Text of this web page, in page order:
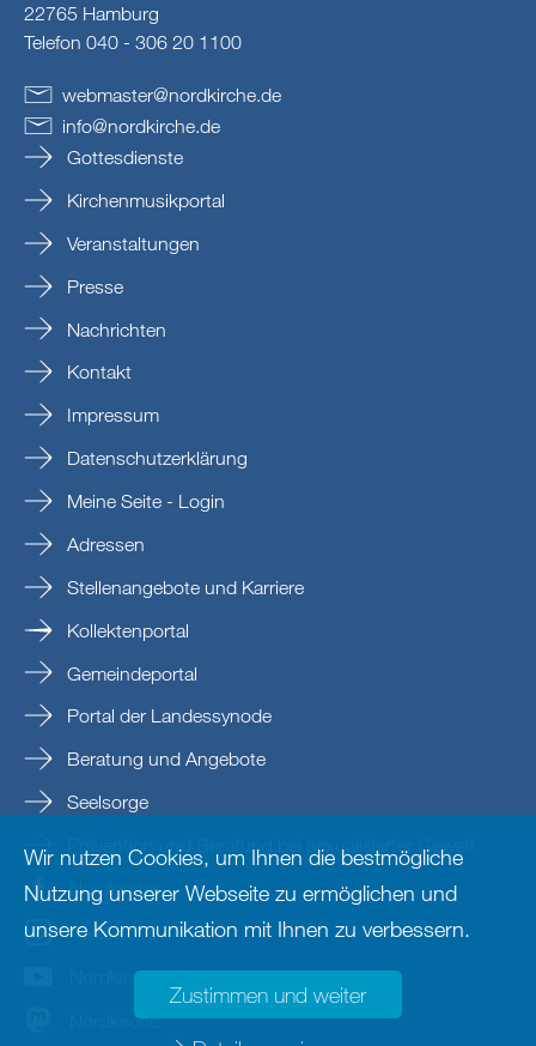
22765 Hamburg
Telefon 040 - 306 20 1100
webmaster@nordkirche.de
info@nordkirche.de
Gottesdienste
Kirchenmusikportal
Veranstaltungen
Presse
Nachrichten
Kontakt
Impressum
Datenschutzerklärung
Meine Seite - Login
Adressen
Stellenangebote und Karriere
Kollektenportal
Gemeindeportal
Portal der Landessynode
Beratung und Angebote
Seelsorge
Prävention und Beratung bei sexualisierter Gewalt
Nordkirche
nordkirche
Nordkirche
Nordkirche
Wir nutzen Cookies, um Ihnen die bestmögliche
Nutzung unserer Webseite zu ermöglichen und
unsere Kommunikation mit Ihnen zu verbessern.
Zustimmen und weiter